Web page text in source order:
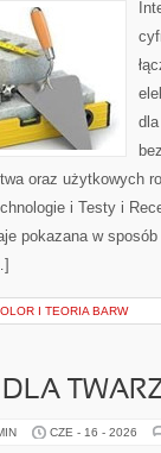
oraz użytkowych
i Testy i
pokazana w
I TEORIA BARW
CZE - 16 - 2026